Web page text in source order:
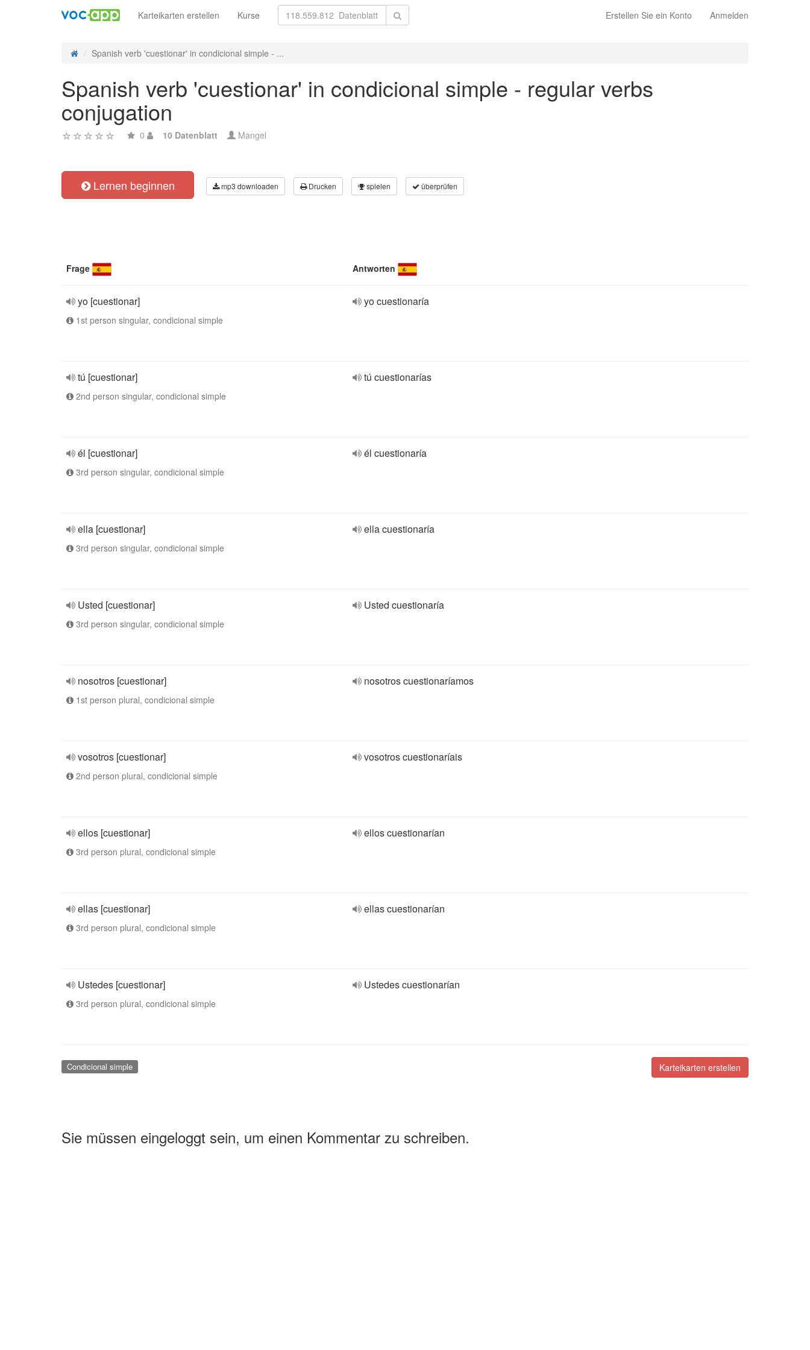
Erstellen Sie ein Konto Anmelden
Karteikarten erstellen Kurse
Spanish verb 'cuestionar' in condicional simple - ...
Spanish verb 'cuestionar' in condicional simple - regular verbs
conjugation
0 10 Datenblatt Mangel
Lernen beginnen mp3 downloaden Drucken spielen überprüfen
Frage Antworten
yo [cuestionar]
1st person singular, condicional simple
yo cuestionaría
tú [cuestionar]
2nd person singular, condicional simple
tú cuestionarías
él [cuestionar]
3rd person singular, condicional simple
él cuestionaría
ella [cuestionar]
3rd person singular, condicional simple
ella cuestionaría
Usted [cuestionar]
3rd person singular, condicional simple
Usted cuestionaría
nosotros [cuestionar]
1st person plural, condicional simple
nosotros cuestionaríamos
vosotros [cuestionar]
2nd person plural, condicional simple
vosotros cuestionaríais
ellos [cuestionar]
3rd person plural, condicional simple
ellos cuestionarían
ellas [cuestionar]
3rd person plural, condicional simple
ellas cuestionarían
Ustedes [cuestionar]
3rd person plural, condicional simple
Ustedes cuestionarían
Karteikarten erstellen
Condicional simple
Sie müssen eingeloggt sein, um einen Kommentar zu schreiben.